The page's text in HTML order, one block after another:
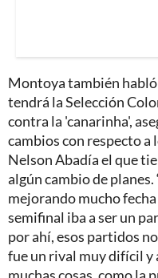
Montoya también
tendrá la Selección
contra la 'canarinha',
cambios con respecto a
Nelson Abadía el que
algún cambio de
mejorando mucho
semifinal iba a ser un
por ahí, esos partidos
fue un rival muy difícil y
muchas cosas, como la